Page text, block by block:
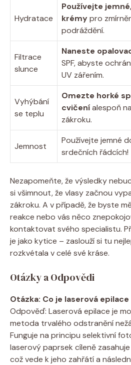
Hydratace
Používejte
krémypro
podráždění.
Filtrace
slunce
Naneste
SPF, abyste
UV zářením.
Vyhýbání
se teplu
Omezte horké
cvičeníalespoň
zákroku.
Jemnost
Používejte jemné
srdečních řádcích!
Nezapomeňte, že výsledky
si všimnout, že vlasy začnou
zákroku. A v případě, že byste
reakce nebo vás něco
kontaktovat svého specialistu.
je jako kytice – zaslouží si tu
rozkvétala v celé své kráse.
Otázky a Odpovědi
Otázka: Co je laserová
Odpověď: Laserová epilace je
metoda trvalého odstranění
Funguje na principu selektivní
laserový paprsek cíleně
což vede k jeho zahřátí a